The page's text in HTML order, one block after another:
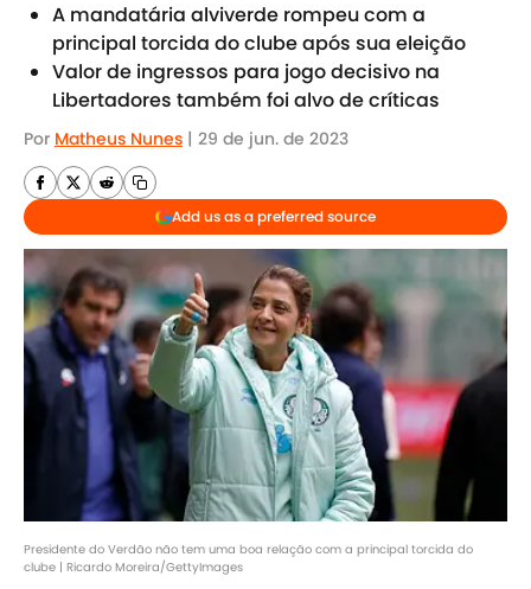
A mandatária alviverde rompeu com a
principal torcida do clube após sua eleição
Valor de ingressos para jogo decisivo na
Libertadores também foi alvo de críticas
Por Matheus Nunes | 29 de jun. de 2023
Add us as a preferred source
Presidente do Verdão não tem uma boa relação com a principal torcida do
clube | Ricardo Moreira/GettyImages